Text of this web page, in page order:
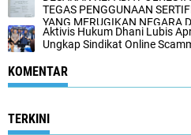
TEGAS PENGGUNAAN
YANG MERUGIKAN NEGARA
Aktivis Hukum Dhani Lubis
Ungkap Sindikat Online
KOMENTAR
TERKINI